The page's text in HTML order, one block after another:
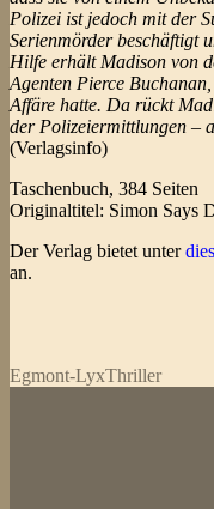
Polizei ist jedoch mit der
Serienmörder beschäftigt
Hilfe erhält Madison von
Agenten Pierce
Affäre hatte. Da rückt
der Polizeiermittlungen –
(Verlagsinfo)
Taschenbuch, 384 Seiten
Originaltitel: Simon Says
Der Verlag bietet unter
an.
Egmont-LyxThriller